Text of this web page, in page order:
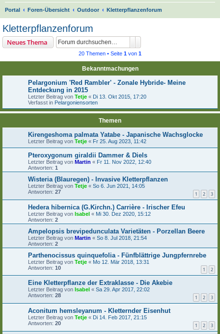
Portal Foren-Übersicht Outdoor Kletterpflanzenforum
Kletterpflanzenforum
Neues Thema
20 Themen • Seite 1 von 1
Bekanntmachungen
Pelargonium 'Red Rambler' - Zonale Hybride- Meine
Entdeckung in 2015
Letzter Beitrag von Tetje « Di 13. Okt 2015, 17:20
Verfasst in Pelargoniensorten
Themen
Kirengeshoma palmata Yatabe - Japanische Wachsglocke
Letzter Beitrag von Tetje « Fr 25. Aug 2023, 11:42
Pteroxygonum giraldii Dammer & Diels
Letzter Beitrag von Martin « Fr 11. Nov 2022, 12:40
Antworten: 1
Wisteria (Blauregen) - Invasive Kletterpflanzen
Letzter Beitrag von Tetje « So 6. Jun 2021, 14:05
Antworten: 27 1 2 3
Hedera hibernica (G.Kirchn.) Carrière - Irischer Efeu
Letzter Beitrag von Isabel « Mi 30. Dez 2020, 15:12
Antworten: 2
Ampelopsis brevipedunculata Varietäten - Porzellan Beere
Letzter Beitrag von Martin « So 8. Jul 2018, 21:54
Antworten: 2
Parthenocissus quinquefolia - Fünfblättrige Jungpfernrebe
Letzter Beitrag von Tetje « Mo 12. Mär 2018, 13:31
Antworten: 10 1 2
Eine Kletterpflanze der Extraklasse - Die Akebie
Letzter Beitrag von Isabel « Sa 29. Apr 2017, 22:02
Antworten: 28 1 2 3
Aconitum hemsleyanum - Kletternder Eisenhut
Letzter Beitrag von Tetje « Di 14. Feb 2017, 21:15
Antworten: 20 1 2 3